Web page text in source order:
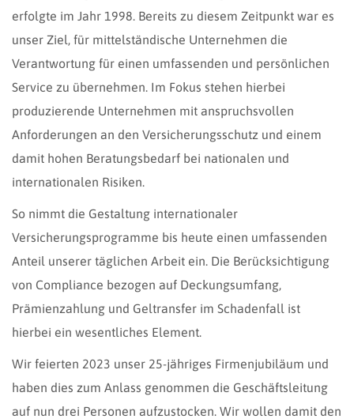
erfolgte im Jahr 1998. Bereits zu diesem Zeitpunkt war es
unser Ziel, für mittelständische Unternehmen die
Verantwortung für einen umfassenden und persönlichen
Service zu übernehmen. Im Fokus stehen hierbei
produzierende Unternehmen mit anspruchsvollen
Anforderungen an den Versicherungsschutz und einem
damit hohen Beratungsbedarf bei nationalen und
internationalen Risiken.
So nimmt die Gestaltung internationaler
Versicherungsprogramme bis heute einen umfassenden
Anteil unserer täglichen Arbeit ein. Die Berücksichtigung
von Compliance bezogen auf Deckungsumfang,
Prämienzahlung und Geltransfer im Schadenfall ist
hierbei ein wesentliches Element.
Wir feierten 2023 unser 25-jähriges Firmenjubiläum und
haben dies zum Anlass genommen die Geschäftsleitung
auf nun drei Personen aufzustocken. Wir wollen damit den